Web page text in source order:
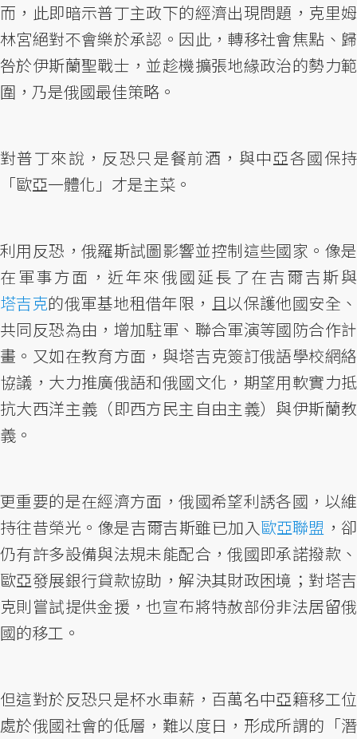
而，此即暗示普丁主政下的經濟出現問題，克里姆
林宮絕對不會樂於承認。因此，轉移社會焦點、歸
咎於伊斯蘭聖戰士，並趁機擴張地緣政治的勢力範
圍，乃是俄國最佳策略。
對普丁來說，反恐只是餐前酒，與中亞各國保持
「歐亞一體化」才是主菜。
利用反恐，俄羅斯試圖影響並控制這些國家。像是
在軍事方面，近年來俄國延長了在吉爾吉斯與
塔吉克的俄軍基地租借年限，且以保護他國安全、
共同反恐為由，增加駐軍、聯合軍演等國防合作計
畫。又如在教育方面，與塔吉克簽訂俄語學校網絡
協議，大力推廣俄語和俄國文化，期望用軟實力抵
抗大西洋主義（即西方民主自由主義）與伊斯蘭教
義。
更重要的是在經濟方面，俄國希望利誘各國，以維
持往昔榮光。像是吉爾吉斯雖已加入歐亞聯盟 ，卻
仍有許多設備與法規未能配合，俄國即承諾撥款、
歐亞發展銀行貸款協助，解決其財政困境；對塔吉
克則嘗試提供金援，也宣布將特赦部份非法居留俄
國的移工。
但這對於反恐只是杯水車薪，百萬名中亞籍移工位
處於俄國社會的低層，難以度日，形成所謂的「潛